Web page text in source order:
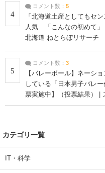
4
コメント数： 5
「北海道土産としてもセ
人気 「こんなの初めて」
北海道 ねとらぼリサーチ
5
コメント数： 3
【バレーボール】ネーシ
している「日本男子バレ
票実施中】（投票結果） |
カテゴリ一覧
IT・科学